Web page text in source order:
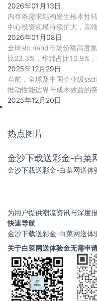
2026年01月13日
内存条需求结构发生根本性
中心投资规模持续扩大，高
游戏本、工作站等场景加速渗
2026年01月08日
全球slc nand市场份额高度
比23.3%，华邦占比10.9%
2025年12月29日
当前，全球及中国企业级
推动性能边界与成本效益的
与cxl高速互联协议
2025年12月20日
热点图片
金沙下载送彩金-白菜
金沙下载送彩金-白菜网送体
为用户提供潮流资讯与深度
快速导航
金沙下载送彩金-白菜网送体
关于白菜网送体验金无需申